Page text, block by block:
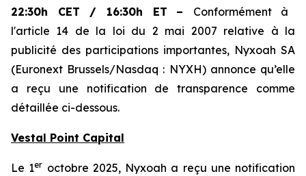
22:30h CET / 16:30h ET
– Conformément à
l'article 14 de la loi du 2 mai 2007 relative à la
publicité des participations importantes, Nyxoah SA
(Euronext Brussels/Nasdaq : NYXH) annonce qu’elle
a reçu une notification de transparence comme
détaillée ci-dessous.
Vestal Point Capital
Le 1er octobre 2025, Nyxoah a reçu une notification